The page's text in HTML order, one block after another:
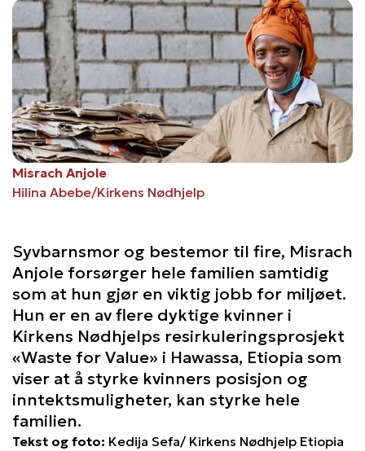
Misrach Anjole
Hilina Abebe/Kirkens Nødhjelp
Syvbarnsmor og bestemor til fire, Misrach
Anjole forsørger hele familien samtidig
som at hun gjør en viktig jobb for miljøet.
Hun er en av flere dyktige kvinner i
Kirkens Nødhjelps resirkuleringsprosjekt
«Waste for Value» i Hawassa, Etiopia som
viser at å styrke kvinners posisjon og
inntektsmuligheter, kan styrke hele
familien.
Tekst og foto: Kedija Sefa/ Kirkens Nødhjelp Etiopia